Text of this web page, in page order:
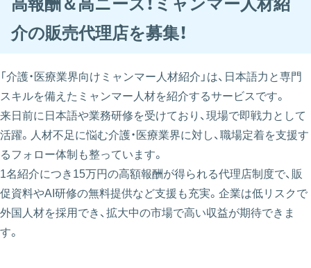
高報酬＆高ニーズ！ミャンマー人材紹
介の販売代理店を募集！
「介護・医療業界向けミャンマー人材紹介」は、日本語力と専門
スキルを備えたミャンマー人材を紹介するサービスです。
来日前に日本語や業務研修を受けており、現場で即戦力として
活躍。人材不足に悩む介護・医療業界に対し、職場定着を支援す
るフォロー体制も整っています。
1名紹介につき15万円の高額報酬が得られる代理店制度で、販
促資料やAI研修の無料提供など支援も充実。企業は低リスクで
外国人材を採用でき、拡大中の市場で高い収益が期待できま
す。